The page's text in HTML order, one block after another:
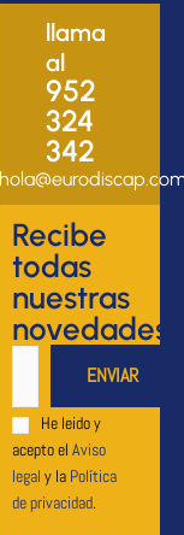
llama
al
952
324
342
Recibe
todas
nuestras
novedades
He leido y
acepto el Aviso
legal y la Política
de privacidad.